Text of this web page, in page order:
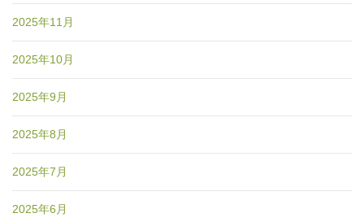
2025年11月
2025年10月
2025年9月
2025年8月
2025年7月
2025年6月